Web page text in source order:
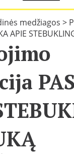
medžiagos >
APIE